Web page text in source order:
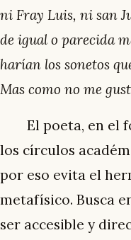
ni Fray Luis, ni san
de igual o parecida
harían los sonetos
Mas como no me
El poeta, en el
los círculos
por eso evita el
metafísico. Busca
ser accesible y